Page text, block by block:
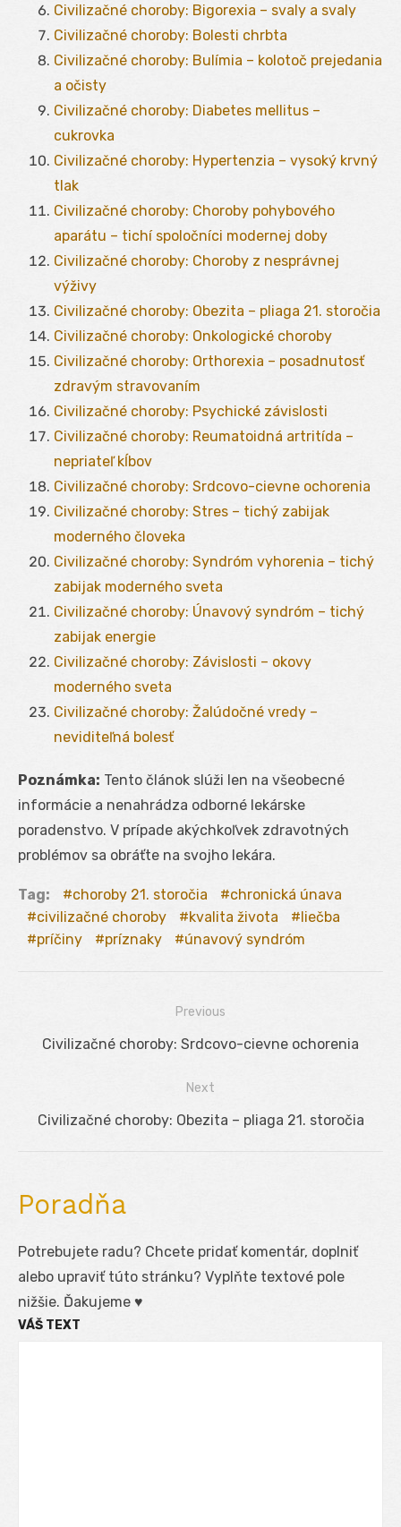
Civilizačné choroby: Bigorexia – svaly a svaly
Civilizačné choroby: Bolesti chrbta
Civilizačné choroby: Bulímia – kolotoč prejedania
a očisty
Civilizačné choroby: Diabetes mellitus –
cukrovka
Civilizačné choroby: Hypertenzia – vysoký krvný
tlak
Civilizačné choroby: Choroby pohybového
aparátu – tichí spoločníci modernej doby
Civilizačné choroby: Choroby z nesprávnej
výživy
Civilizačné choroby: Obezita – pliaga 21. storočia
Civilizačné choroby: Onkologické choroby
Civilizačné choroby: Orthorexia – posadnutosť
zdravým stravovaním
Civilizačné choroby: Psychické závislosti
Civilizačné choroby: Reumatoidná artritída –
nepriateľ kĺbov
Civilizačné choroby: Srdcovo-cievne ochorenia
Civilizačné choroby: Stres – tichý zabijak
moderného človeka
Civilizačné choroby: Syndróm vyhorenia – tichý
zabijak moderného sveta
Civilizačné choroby: Únavový syndróm – tichý
zabijak energie
Civilizačné choroby: Závislosti – okovy
moderného sveta
Civilizačné choroby: Žalúdočné vredy –
neviditeľná bolesť
Poznámka: Tento článok slúži len na všeobecné
informácie a nenahrádza odborné lekárske
poradenstvo. V prípade akýchkoľvek zdravotných
problémov sa obráťte na svojho lekára.
Tag: choroby 21. storočia
chronická únava
civilizačné choroby
kvalita života
liečba
príčiny
príznaky únavový syndróm
Navigácia
Previous
Previous
Civilizačné choroby: Srdcovo-cievne ochorenia
Next
Next
Civilizačné choroby: Obezita – pliaga 21. storočia
Poradňa
Potrebujete radu? Chcete pridať komentár, doplniť
alebo upraviť túto stránku? Vyplňte textové pole
nižšie. Ďakujeme ♥
VÁŠ TEXT